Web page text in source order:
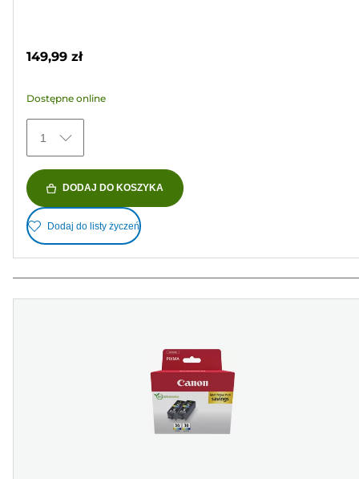
48
149,99 zł
Dostępne online
1
DODAJ DO KOSZYKA
Dodaj do listy życzeń